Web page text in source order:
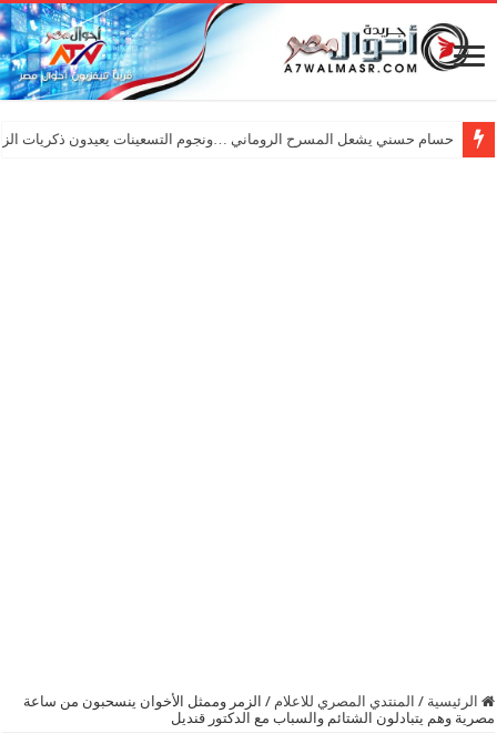
حسام حسني يشعل المسرح الروماني …ونجوم التسعينات يعيدون ذكريات
الرئيسية / المنتدي المصري للاعلام / الزمر وممثل الأخوان ينسحبون من ساعة
مصرية وهم يتبادلون الشتائم والسباب مع الدكتور قنديل